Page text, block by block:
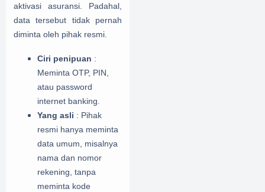
aktivasi asuransi. Padahal,
data tersebut tidak pernah
diminta oleh pihak resmi.
Ciri penipuan :
Meminta OTP, PIN,
atau password
internet banking.
Yang asli : Pihak
resmi hanya meminta
data umum, misalnya
nama dan nomor
rekening, tanpa
meminta kode